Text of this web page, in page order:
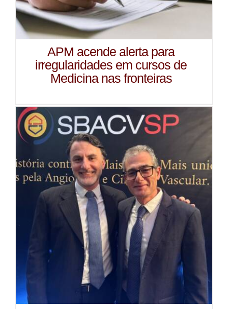
APM acende alerta para
irregularidades em cursos de
Medicina nas fronteiras